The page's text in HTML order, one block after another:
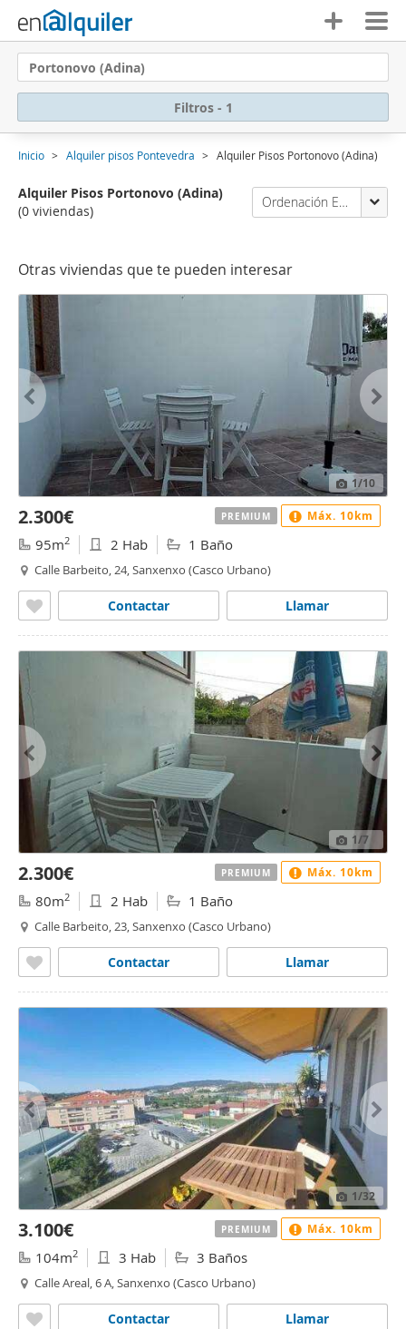
Portonovo (Adina)
Filtros - 1
Inicio Alquiler pisos Pontevedra Alquiler Pisos Portonovo (Adina)
Alquiler Pisos Portonovo (Adina)
(0 viviendas)
Ordenación Enalquiler
Otras viviendas que te pueden interesar
1/10
2.300€
95m2 2 Hab 1 Baño
Calle Barbeito, 24, Sanxenxo (Casco Urbano)
Llamar
Contactar
PREMIUM Máx. 10km
1/7
2.300€
80m2 2 Hab 1 Baño
Calle Barbeito, 23, Sanxenxo (Casco Urbano)
Llamar
Contactar
PREMIUM Máx. 10km
1/32
3.100€
104m2 3 Hab 3 Baños
Calle Areal, 6 A, Sanxenxo (Casco Urbano)
Llamar
Contactar
PREMIUM Máx. 10km